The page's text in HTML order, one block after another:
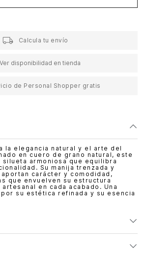
Calcula tu envío
Ver disponibilidad en tienda
de Personal Shopper gratis
la elegancia natural y el arte del
en cuero de grano natural, este
silueta armoniosa que equilibra
Su manija trenzada y
carácter y comodidad,
que envuelven su estructura
en cada acabado. Una
su estética refinada y su esencia